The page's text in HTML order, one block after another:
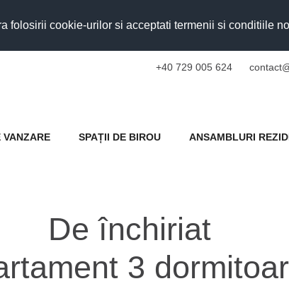
folosirii cookie-urilor si acceptati termenii si conditiile
+40 729 005 624
VANZARE SPAȚII DE BIROU ANSAMBLURI
De închiriat
3